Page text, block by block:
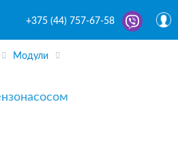
+375 (44) 757-67-58
Модули